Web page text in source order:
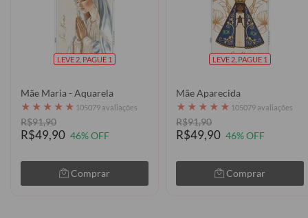
LEVE 2, PAGUE 1
Mãe Maria - Aquarela
★ ★ ★ ★ ★ 105079 avaliações
R$91,90
R$49,90 46% OFF
Comprar
LEVE 2, PAGUE 1
Mãe Aparecida
★ ★ ★ ★ ★ 105079 avaliações
R$91,90
R$49,90 46% OFF
Comprar